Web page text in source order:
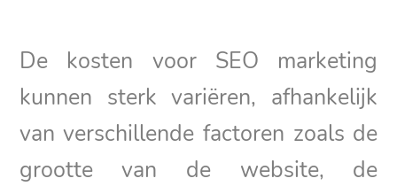
De kosten voor SEO marketing
kunnen sterk variëren, afhankelijk
van verschillende factoren zoals de
grootte van de website, de